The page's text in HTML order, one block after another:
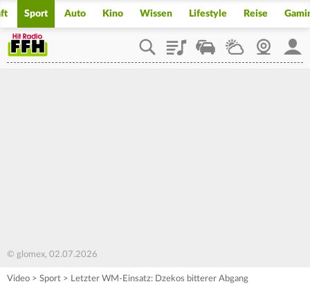
Sport Auto Kino Wissen Lifestyle Reise
PlaylistStaupilotWetterWebcam
© glomex, 02.07.2026
Video > Sport > Letzter WM-Einsatz: Dzekos bitterer Abgang